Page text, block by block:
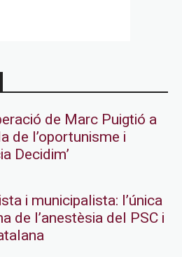
de Marc Puigtió a
de l’oportunisme i
Decidim’
i municipalista: l’única
de l’anestèsia del PSC i